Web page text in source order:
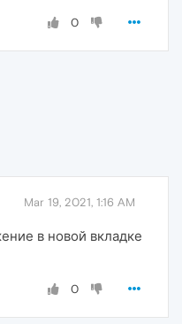
0
Mar 19, 2021, 1:16 AM
в новой вкладке
0